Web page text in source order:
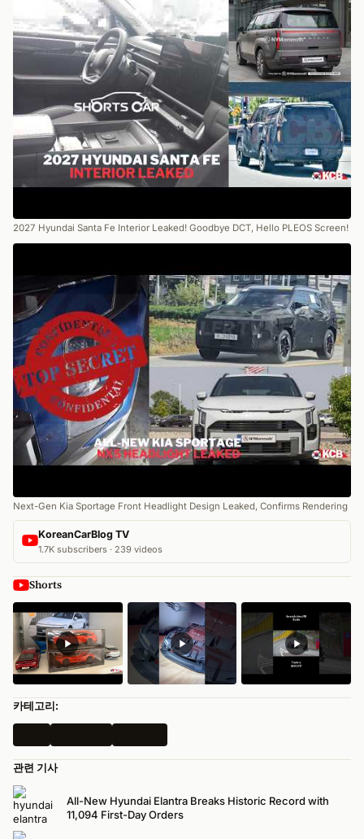
2027 Hyundai Santa Fe Interior Leaked! Goodbye DCT, Hello PLEOS Screen!
Next-Gen Kia Sportage Front Headlight Design Leaked, Confirms Rendering
KoreanCarBlog TV
1.7K subscribers · 239 videos
Shorts
카테고리:
관련 기사
All-New Hyundai Elantra Breaks Historic Record with
11,094 First-Day Orders